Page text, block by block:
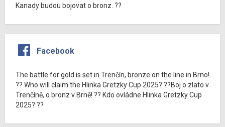
Kanady budou bojovat o bronz. ??
Facebook
The battle for gold is set in Trenčín, bronze on the line in Brno!
?? Who will claim the Hlinka Gretzky Cup 2025? ??Boj o zlato v
Trenčíně, o bronz v Brně! ?? Kdo ovládne Hlinka Gretzky Cup
2025? ??